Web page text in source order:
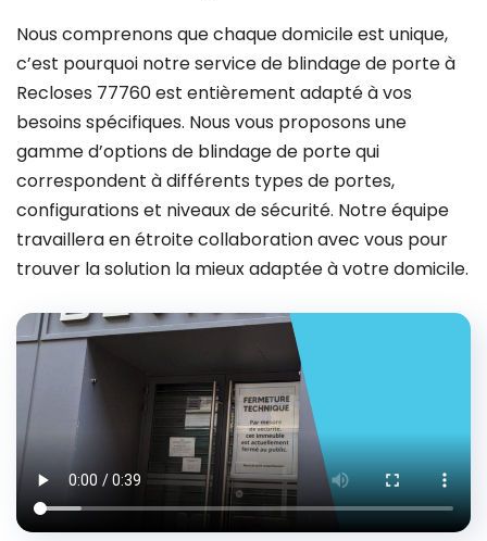
Nous comprenons que chaque domicile est unique,
c’est pourquoi notre service de blindage de porte à
Recloses 77760 est entièrement adapté à vos
besoins spécifiques. Nous vous proposons une
gamme d’options de blindage de porte qui
correspondent à différents types de portes,
configurations et niveaux de sécurité. Notre équipe
travaillera en étroite collaboration avec vous pour
trouver la solution la mieux adaptée à votre domicile.